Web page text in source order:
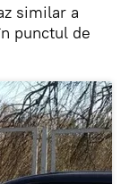
similar a
punctul de